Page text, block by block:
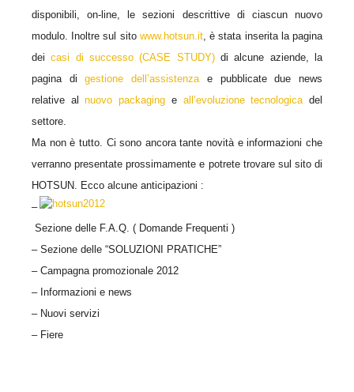
disponibili, on-line, le sezioni descrittive di ciascun nuovo
modulo. Inoltre sul sito www.hotsun.it, è stata inserita la pagina
deicasi di successo (CASE STUDY)di alcune aziende, la
pagina di gestione dell’assistenza e pubblicate due news
relative alnuovo packaging e all’evoluzione tecnologicadel
settore.
Ma non è tutto. Ci sono ancora tante novità e informazioni che
verranno presentate prossimamente e potrete trovare sul sito di
HOTSUN. Ecco alcune anticipazioni :
–
Sezione delle F.A.Q. ( Domande Frequenti )
– Sezione delle “SOLUZIONI PRATICHE”
– Campagna promozionale 2012
– Informazioni e news
– Nuovi servizi
– Fiere